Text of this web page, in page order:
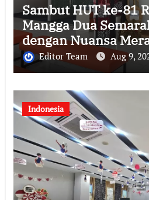
Sambut HUT ke-81
Mangga Dua
dengan Nuansa
Editor Team Aug 9,
Indonesia